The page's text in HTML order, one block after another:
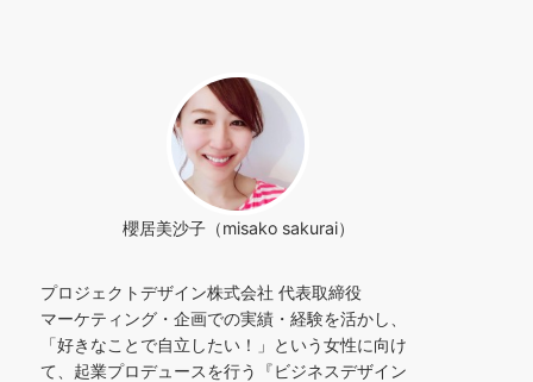
櫻居美沙子（misako sakurai）
プロジェクトデザイン株式会社 代表取締役
マーケティング・企画での実績・経験を活かし、
「好きなことで自立したい！」という女性に向け
て、起業プロデュースを行う『ビジネスデザイン